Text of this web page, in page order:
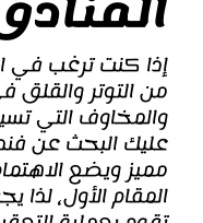
إذا كنت ترغب في
من التوتر
والمخاوف التي
عليك البحث عن
مميز ويضع
المقام الأول،